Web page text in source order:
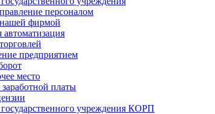
персоналом
фирмой
предприятием
место
платы
учреждения КОРП